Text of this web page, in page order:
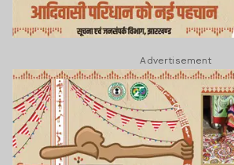
Advertisement